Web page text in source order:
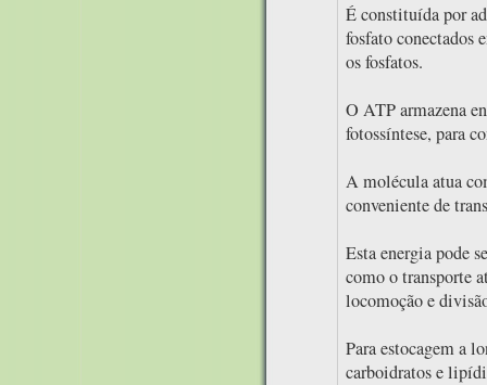
É constituída por
fosfato conectados
os fosfatos.
O ATP armazena
fotossíntese, para
A molécula atua
conveniente de
Esta energia pode
como o transporte
locomoção e
Para estocagem a
carboidratos e